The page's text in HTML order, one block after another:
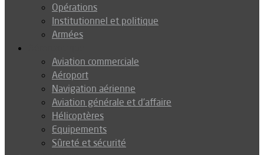
Opérations
Institutionnel et politique
Armées
Aviation commerciale
Aéroport
Navigation aérienne
Aviation générale et d’affaire
Hélicoptères
Equipements
Sûreté et sécurité